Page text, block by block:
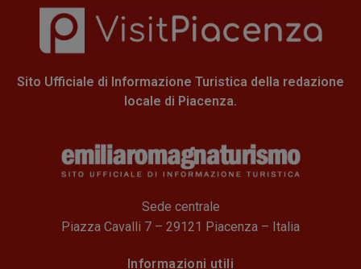
Sito Ufficiale di Informazione Turistica della redazione
locale di Piacenza.
Sede centrale
Piazza Cavalli 7 – 29121 Piacenza – Italia
Informazioni utili